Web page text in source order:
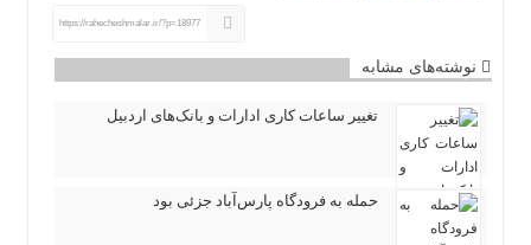
https://rahecheshmalar.ir/?p=18977
نوشته‌های مشابه
تغییر ساعات کاری ادارات و بانک‌های اردبیل
حمله به فرودگاه پارس‌‌آباد جزئی بود